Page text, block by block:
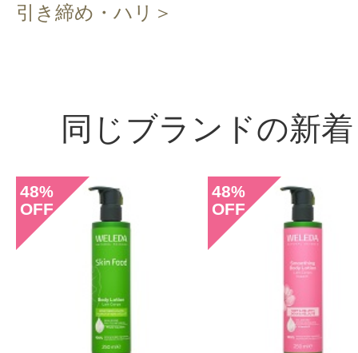
引き締め・ハリ＞
同じブランドの新
48%
OFF
48%
OFF